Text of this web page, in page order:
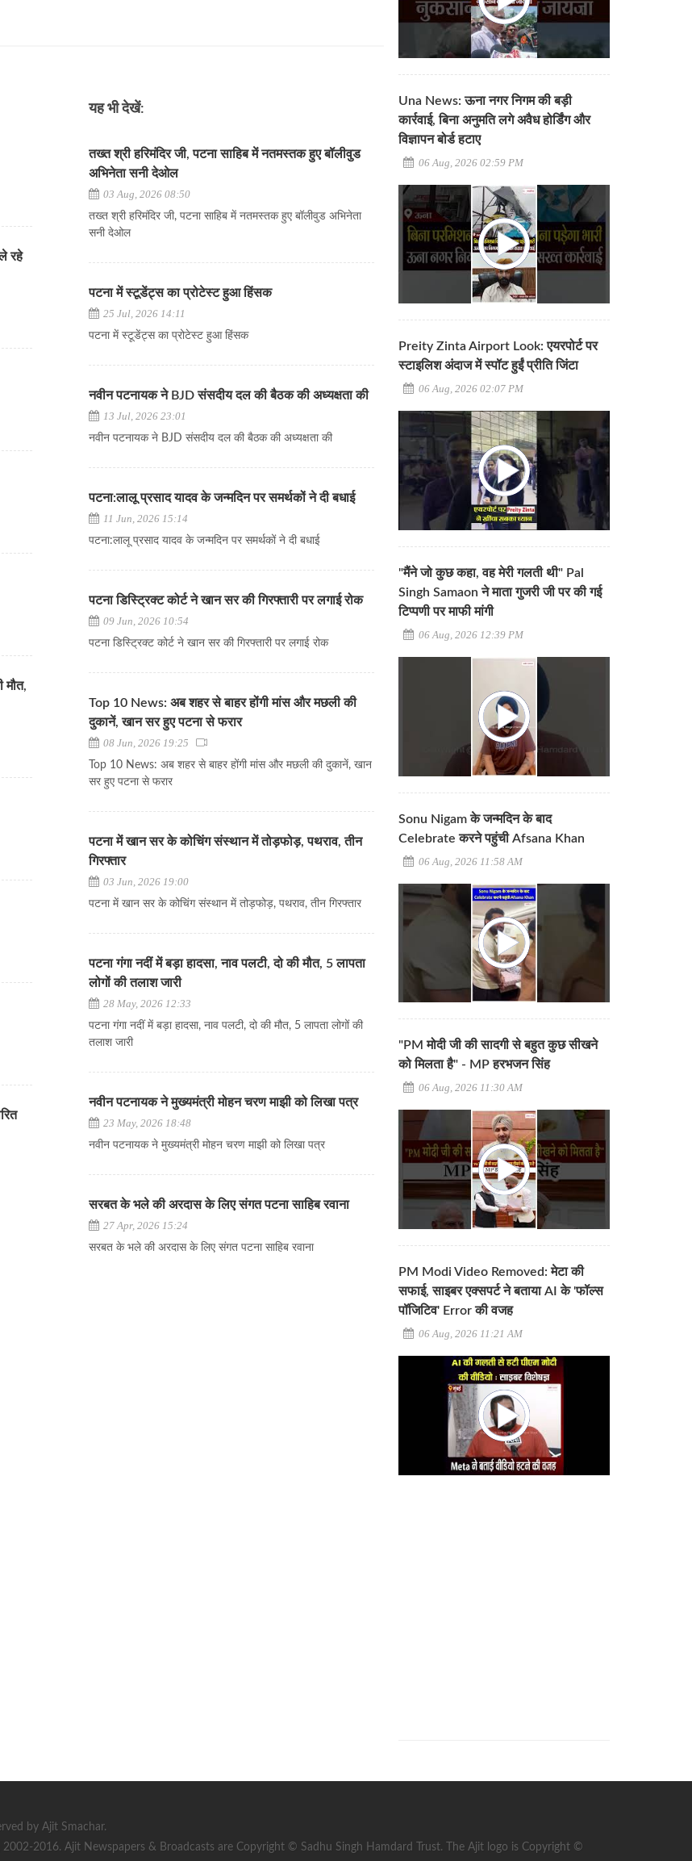
रहे
मौत,
यह भी देखें:
तख्त श्री हरिमंदिर जी, पटना साहिब में नतमस्तक हुए बॉलीवुड
अभिनेता सनी देओल
03 Aug, 2026 08:50
तख्त श्री हरिमंदिर जी, पटना साहिब में नतमस्तक हुए बॉलीवुड अभिनेता
सनी देओल
पटना में स्टूडेंट्स का प्रोटेस्ट हुआ हिंसक
25 Jul, 2026 14:11
पटना में स्टूडेंट्स का प्रोटेस्ट हुआ हिंसक
नवीन पटनायक ने BJD संसदीय दल की बैठक की अध्यक्षता की
13 Jul, 2026 23:01
नवीन पटनायक ने BJD संसदीय दल की बैठक की अध्यक्षता की
पटना:लालू प्रसाद यादव के जन्मदिन पर समर्थकों ने दी बधाई
11 Jun, 2026 15:14
पटना:लालू प्रसाद यादव के जन्मदिन पर समर्थकों ने दी बधाई
पटना डिस्ट्रिक्ट कोर्ट ने खान सर की गिरफ्तारी पर लगाई रोक
09 Jun, 2026 10:54
पटना डिस्ट्रिक्ट कोर्ट ने खान सर की गिरफ्तारी पर लगाई रोक
Top 10 News: अब शहर से बाहर होंगी मांस और मछली की
दुकानें, खान सर हुए पटना से फरार
08 Jun, 2026 19:25
Top 10 News: अब शहर से बाहर होंगी मांस और मछली की दुकानें, खान
सर हुए पटना से फरार
पटना में खान सर के कोचिंग संस्थान में तोड़फोड़, पथराव, तीन
गिरफ्तार
03 Jun, 2026 19:00
पटना में खान सर के कोचिंग संस्थान में तोड़फोड़, पथराव, तीन गिरफ्तार
पटना गंगा नदीं में बड़ा हादसा, नाव पलटी, दो की मौत, 5 लापता
लोगों की तलाश जारी
28 May, 2026 12:33
पटना गंगा नदीं में बड़ा हादसा, नाव पलटी, दो की मौत, 5 लापता लोगों की
तलाश जारी
नवीन पटनायक ने मुख्यमंत्री मोहन चरण माझी को लिखा पत्र
23 May, 2026 18:48
नवीन पटनायक ने मुख्यमंत्री मोहन चरण माझी को लिखा पत्र
सरबत के भले की अरदास के लिए संगत पटना साहिब रवाना
27 Apr, 2026 15:24
सरबत के भले की अरदास के लिए संगत पटना साहिब रवाना
Una News: ऊना नगर निगम की बड़ी
कार्रवाई, बिना अनुमति लगे अवैध होर्डिंग और
विज्ञापन बोर्ड हटाए
06 Aug, 2026 02:59 PM
Preity Zinta Airport Look: एयरपोर्ट पर
स्टाइलिश अंदाज में स्पॉट हुईं प्रीति जिंटा
06 Aug, 2026 02:07 PM
"मैंने जो कुछ कहा, वह मेरी गलती थी" Pal
Singh Samaon ने माता गुजरी जी पर की गई
टिप्पणी पर माफी मांगी
06 Aug, 2026 12:39 PM
Sonu Nigam के जन्मदिन के बाद
Celebrate करने पहुंची Afsana Khan
06 Aug, 2026 11:58 AM
"PM मोदी जी की सादगी से बहुत कुछ सीखने
को मिलता है" - MP हरभजन सिंह
06 Aug, 2026 11:30 AM
PM Modi Video Removed: मेटा की
सफाई, साइबर एक्सपर्ट ने बताया AI के 'फॉल्स
पॉजिटिव' Error की वजह
06 Aug, 2026 11:21 AM
by Ajit Smachar.
2016. Ajit Newspapers & Broadcasts are Copyright © Sadhu Singh Hamdard Trust. The Ajit logo is Copyright ©